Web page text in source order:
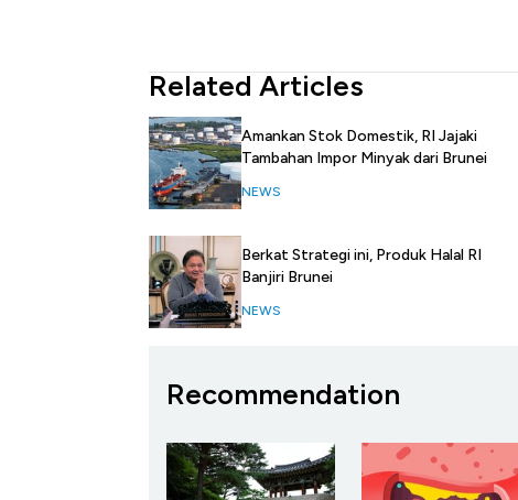
Related Articles
Amankan Stok Domestik, RI Jajaki
Tambahan Impor Minyak dari Brunei
NEWS
Berkat Strategi ini, Produk Halal RI
Banjiri Brunei
NEWS
Recommendation